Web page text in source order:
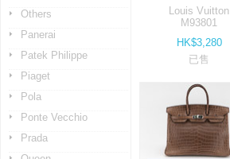
Others
Panerai
Patek Philippe
Piaget
Pola
Ponte Vecchio
Prada
Louis Vuitton
M93801
HK$3,280
已售